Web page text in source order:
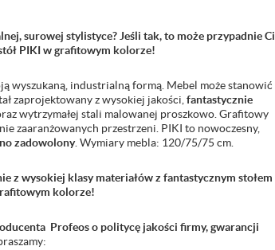
surowej stylistyce? Jeśli tak, to może przypadnie Ci
PIKI w grafitowym kolorze!
wyszukaną, industrialną formą. Mebel może stanowić
zaprojektowany z wysokiej jakości, fantastycznie
wytrzymałej stali malowanej proszkowo. Grafitowy
zaaranżowanych przestrzeni. PIKI to nowoczesny,
zadowolony. Wymiary mebla: 120/75/75 cm.
z wysokiej klasy materiałów z fantastycznym stołem
kolorze!
Profeos o politycę jakości firmy, gwarancji